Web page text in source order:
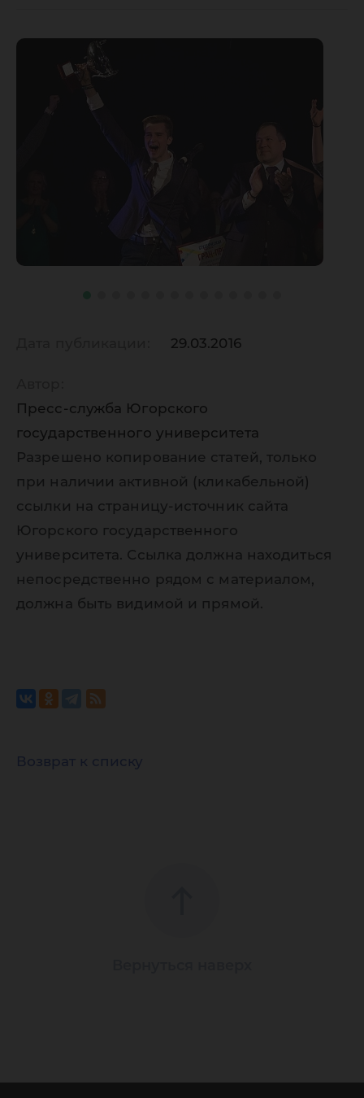
29.03.2016
Пресс-служба Югорского
государственного университета
Разрешено копирование статей, только
при наличии активной (кликабельной)
ссылки на страницу-источник сайта
Югорского государственного
университета. Ссылка должна находиться
непосредственно рядом с материалом,
должна быть видимой и прямой.
Возврат к списку